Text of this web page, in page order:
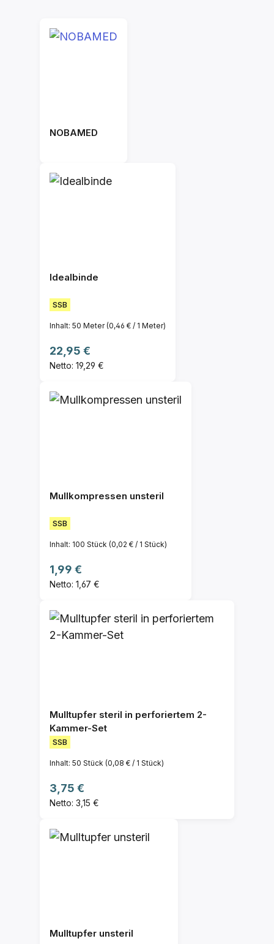
NOBAMED
Idealbinde
SSB
Inhalt: 50 Meter(0,46 € / 1 Meter)
Regulärer Preis:
22,95 €
Netto: 19,29 €
Mullkompressen unsteril
SSB
Inhalt: 100 Stück (0,02 € / 1 Stück)
Regulärer Preis:
1,99 €
Netto: 1,67 €
Mulltupfer steril in perforiertem 2-
Kammer-Set
SSB
Inhalt: 50 Stück (0,08 € / 1 Stück)
Regulärer Preis:
3,75 €
Netto: 3,15 €
Mulltupfer unsteril